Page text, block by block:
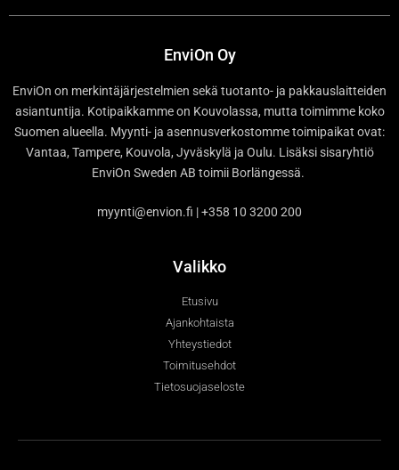
EnviOn Oy
EnviOn on merkintäjärjestelmien sekä tuotanto- ja pakkauslaitteiden
asiantuntija. Kotipaikkamme on Kouvolassa, mutta toimimme koko
Suomen alueella. Myynti- ja asennusverkostomme toimipaikat ovat:
Vantaa, Tampere, Kouvola, Jyväskylä ja Oulu. Lisäksi sisaryhtiö
EnviOn Sweden AB toimii Borlängessä.
myynti@envion.fi | +358 10 3200 200
Valikko
Etusivu
Ajankohtaista
Yhteystiedot
Toimitusehdot
Tietosuojaseloste